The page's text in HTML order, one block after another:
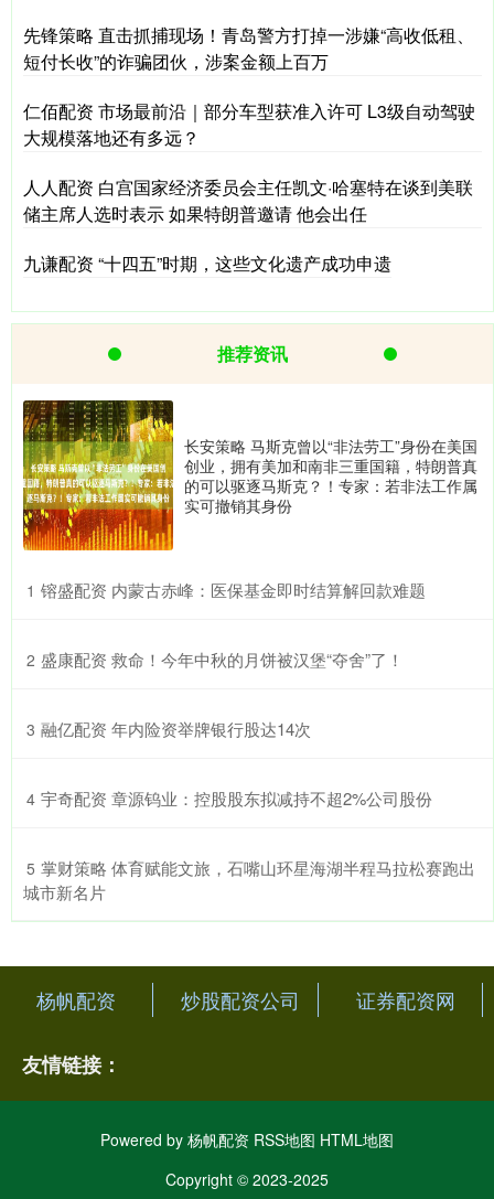
先锋策略 直击抓捕现场！青岛警方打掉一涉嫌“高收低租、
短付长收”的诈骗团伙，涉案金额上百万
仁佰配资 市场最前沿｜部分车型获准入许可 L3级自动驾驶
大规模落地还有多远？
人人配资 白宫国家经济委员会主任凯文·哈塞特在谈到美联
储主席人选时表示 如果特朗普邀请 他会出任
九谦配资 “十四五”时期，这些文化遗产成功申遗
推荐资讯
长安策略 马斯克曾以“非法劳工”身份在美国
创业，拥有美加和南非三重国籍，特朗普真
的可以驱逐马斯克？！专家：若非法工作属
实可撤销其身份
1 ​镕盛配资 内蒙古赤峰：医保基金即时结算解回款难题
2 ​盛康配资 救命！今年中秋的月饼被汉堡“夺舍”了！
3 ​融亿配资 年内险资举牌银行股达14次
4 ​宇奇配资 章源钨业：控股股东拟减持不超2%公司股份
5 ​掌财策略 体育赋能文旅，石嘴山环星海湖半程马拉松赛跑出
城市新名片
杨帆配资 炒股配资公司 证券配资网
友情链接：
Powered by 杨帆配资 RSS地图 HTML地图
Copyright © 2023-2025